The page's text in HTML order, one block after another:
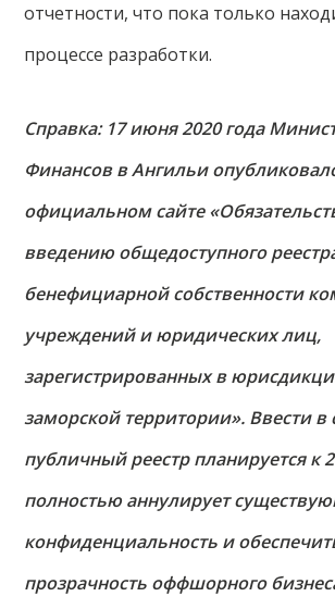
отчетности, что пока только
процессе разработки.
Справка: 17 июня 2020 года
Финансов в Ангильи
официальном сайте
введению общедоступного
бенефициарной собственности
учреждений и юридических лиц,
зарегистрированных в
заморской территории». Ввести в
публичный реестр планируется к
полностью аннулирует
конфиденциальность и
прозрачность оффшорного